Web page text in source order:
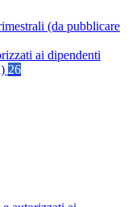
(da pubblicare
ai dipendenti
26